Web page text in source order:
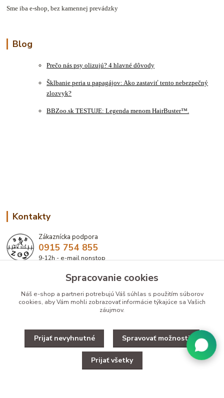
Sme iba e-shop, bez kamennej prevádzky
Blog
Prečo nás psy olizujú? 4 hlavné dôvody
Šklbanie peria u papagájov: Ako zastaviť tento nebezpečný
zlozvyk?
BBZoo.sk TESTUJE: Legenda menom HairBuster™.
Kontakty
Zákaznícka podpora
0915 754 855
9-12h - e-mail nonstop
eshop@bbzoo.sk
Upravit zber cookies.
Spracovanie cookies
Náš e-shop a partneri potrebujú Váš súhlas s použitím súborov
cookies, aby Vám mohli zobrazovať informácie týkajúce sa Vašich
záujmov.
Prijať nevyhnutné Spravovať možnosti
Prijať všetky